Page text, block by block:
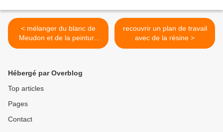
< mélanger du blanc de
Meudon et de la peinture
acrylique
recouvrir un plan de travail
avec de la résine >
Hébergé par Overblog
Top articles
Pages
Contact